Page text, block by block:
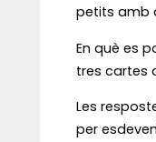
petits amb
En què es
tres cartes
Les
per